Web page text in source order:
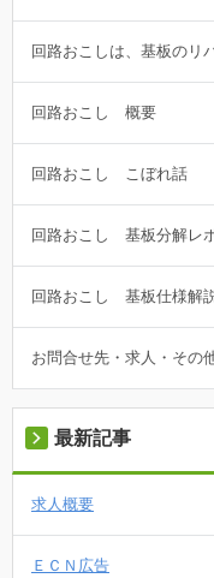
回路おこしは、基板のリ
回路おこし 概要
回路おこし こぼれ話
回路おこし 基板分解レ
回路おこし 基板仕様解
お問合せ先・求人・その
最新記事
求人概要
ＥＣＮ広告